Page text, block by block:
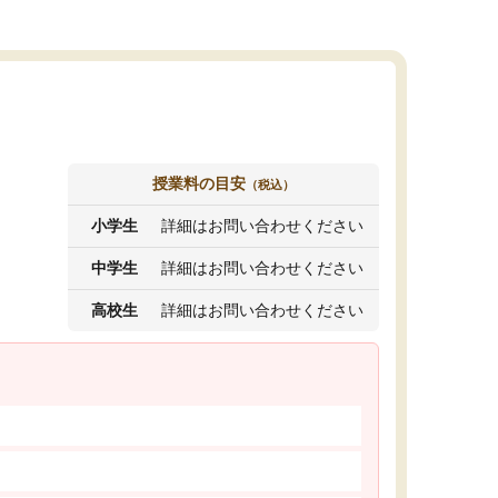
授業料の目安 （税込）
小学生 詳細はお問い合わせください
中学生 詳細はお問い合わせください
高校生 詳細はお問い合わせください